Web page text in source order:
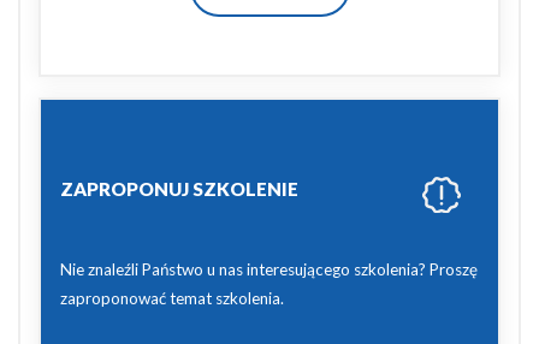
ZAPROPONUJ SZKOLENIE
Nie znaleźli Państwo u nas interesującego szkolenia? Proszę
zaproponować temat szkolenia.